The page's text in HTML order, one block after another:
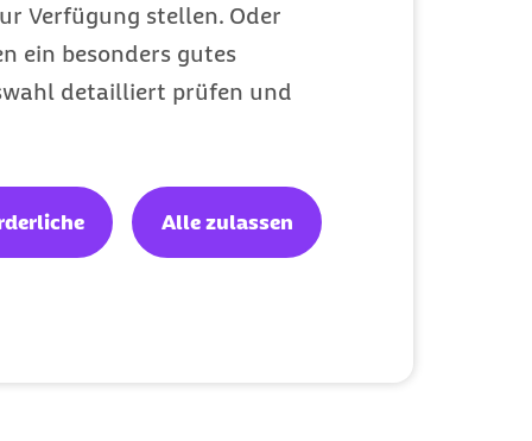
Verfügung stellen. Oder
ein besonders gutes
detailliert prüfen und
Alle zulassen